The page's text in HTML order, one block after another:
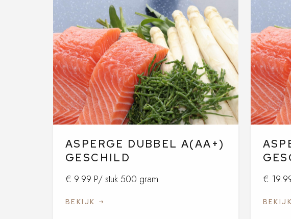
ASPERGE DUBBEL A(AA+)
GESCHILD
€ 9.99 P/ stuk 500 gram
BEKIJK
€
BEKIJK